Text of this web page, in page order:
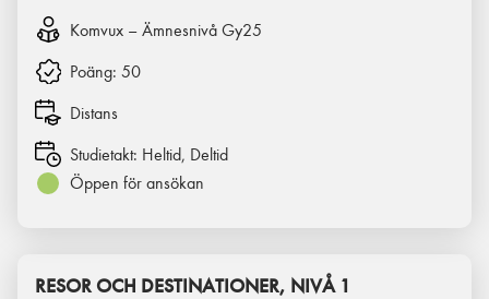
Komvux – Ämnesnivå Gy25
Poäng: 50
Distans
Studietakt: Heltid, Deltid
Öppen för ansökan
RESOR OCH DESTINATIONER, NIVÅ 1